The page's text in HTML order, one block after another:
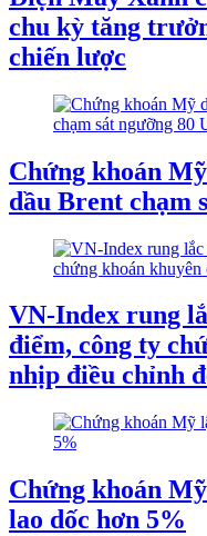
chu kỳ tăng
chiến lược
Chứng khoán
dầu Brent chạm
VN-Index rung
điểm, công ty
nhịp điều chỉnh
Chứng khoán
lao dốc hơn 5%